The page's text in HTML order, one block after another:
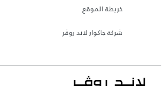
خريطة الموقع
شركة جاكوار لاند روڤر